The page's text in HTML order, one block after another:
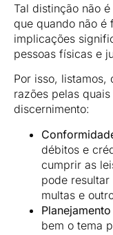
Tal distinção não
que quando não é
implicações
pessoas físicas e
Por isso,
razões pelas
discernimento:
débitos e
cumprir as
pode
multas e
bem o tema